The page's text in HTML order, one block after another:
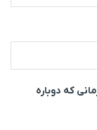
که دوباره